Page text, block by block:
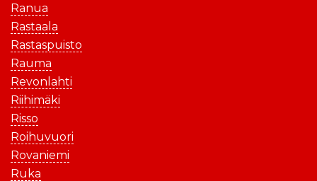
Ranua
Rastaala
Rastaspuisto
Rauma
Revonlahti
Riihimäki
Risso
Roihuvuori
Rovaniemi
Ruka